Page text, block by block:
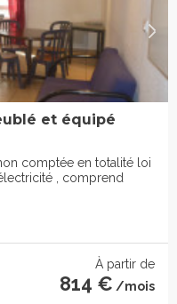
et équipé
comptée en totalité loi
, comprend
À partir de
814 € /mois